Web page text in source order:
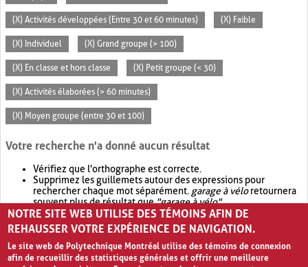
(X) Activités développées (Entre 30 et 60 minutes) (X) Faible
(X) Individuel (X) Grand groupe (> 100)
(X) En classe et hors classe (X) Petit groupe (< 30)
(X) Activités élaborées (> 60 minutes)
(X) Moyen groupe (entre 30 et 100)
Votre recherche n'a donné aucun résultat
Vérifiez que l'orthographe est correcte.
Supprimez les guillemets autour des expressions pour
rechercher chaque mot séparément. garage à véloretournera
souvent plus de résultat que"garage à vélo".
Envisagez d'élargir votre recherche avec OR.garage OR vélo
retournera souvent plus de résultat quegarage à vélo
NOTRE SITE WEB UTILISE DES TÉMOINS AFIN DE
REHAUSSER VOTRE EXPÉRIENCE DE NAVIGATION.
Le site web de Polytechnique Montréal utilise des témoins de connexion
afin de recueillir des statistiques générales et offrir une meilleure